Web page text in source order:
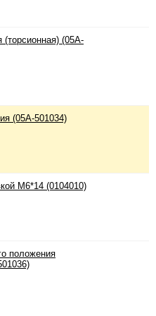
(05A-
(05A-501034)
М6*14 (0104010)
положения